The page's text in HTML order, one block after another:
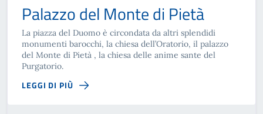
Palazzo del Monte di Pietà
La piazza del Duomo è circondata da altri splendidi
monumenti barocchi, la chiesa dell’Oratorio, il palazzo
del Monte di Pietà , la chiesa delle anime sante del
Purgatorio.
LEGGI DI PIÙ